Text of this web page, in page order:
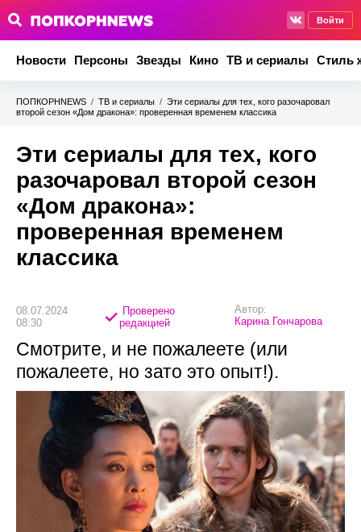
Войти
Новости Персоны Звезды Кино ТВ и сериалы Стиль
ПОПКОРНNEWS / ТВ и сериалы / Эти сериалы для тех, кого разочаровал
второй сезон «Дом дракона»: проверенная временем классика
Эти сериалы для тех, кого
разочаровал второй сезон
«Дом дракона»:
проверенная временем
классика
08.07.2024
08:30
Проверено
редакцией
Автор:
Карина Гончарова
Смотрите, и не пожалеете (или
пожалеете, но зато это опыт!).